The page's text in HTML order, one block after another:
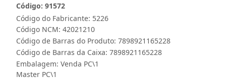
Código do Fabricante: 5226
Código: 91572
Código NCM: 42021210
Código de Barras do Produto: 7898921165228
Código de Barras da Caixa: 7898921165228
Embalagem: Venda PC\1
Master PC\1